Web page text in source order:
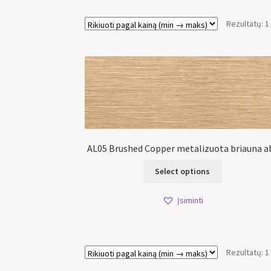
Rezultatų: 1
AL05 Brushed Copper metalizuota briauna
Select options
Įsiminti
Rezultatų: 1